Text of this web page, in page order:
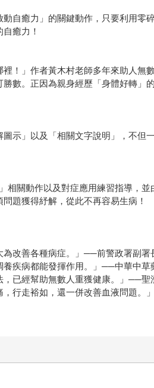
自癒力」的關鍵動作，只要利用
癒力！
！」作者黃木村老師多年來助人
。正因為親身經歷「身體好轉」
示」以及「相關文字說明」，不但
關動作以及對症應用練習指導，
題獲得紓解，從此不再容易生病！
為改善各種病症。」──前警政署副署
養疾病都能發揮作用。」──中華中
，已經幫助無數人重獲健康。」──
，行走裕如，還一併改善血液問題